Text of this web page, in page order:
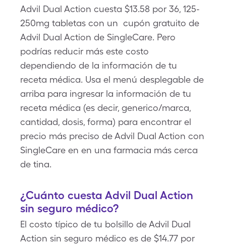
Advil Dual Action cuesta $13.58 por 36, 125-
250mg tabletas con un cupón gratuito de
Advil Dual Action de SingleCare. Pero
podrías reducir más este costo
dependiendo de la información de tu
receta médica. Usa el menú desplegable de
arriba para ingresar la información de tu
receta médica (es decir, generico/marca,
cantidad, dosis, forma) para encontrar el
precio más preciso de Advil Dual Action con
SingleCare en en una farmacia más cerca
de tina.
¿Cuánto cuesta Advil Dual Action
sin seguro médico?
El costo típico de tu bolsillo de Advil Dual
Action sin seguro médico es de $14.77 por